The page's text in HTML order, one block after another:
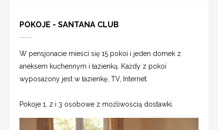
POKOJE - SANTANA CLUB
W pensjonacie mieści się 15 pokoi i jeden domek z
aneksem kuchennym i łazienką. Każdy z pokoi
wyposażony jest w łazienkę, TV, Internet.
Pokoje 1, 2 i 3 osobowe z możliwością dostawki.